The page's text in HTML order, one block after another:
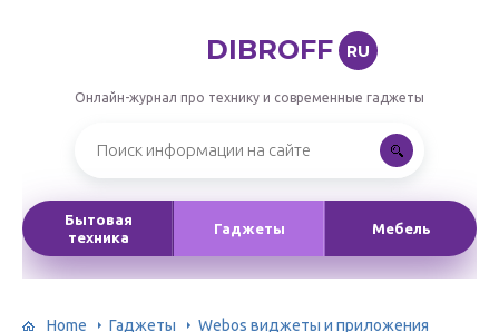
DIBROFF RU
Онлайн-журнал про технику и современные гаджеты
Бытовая
техника
Гаджеты Мебель
Home Гаджеты Webos виджеты и приложения